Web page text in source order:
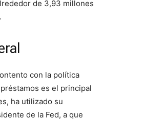
de 3,93 millones
con la política
es el principal
ha utilizado su
de la Fed, a que